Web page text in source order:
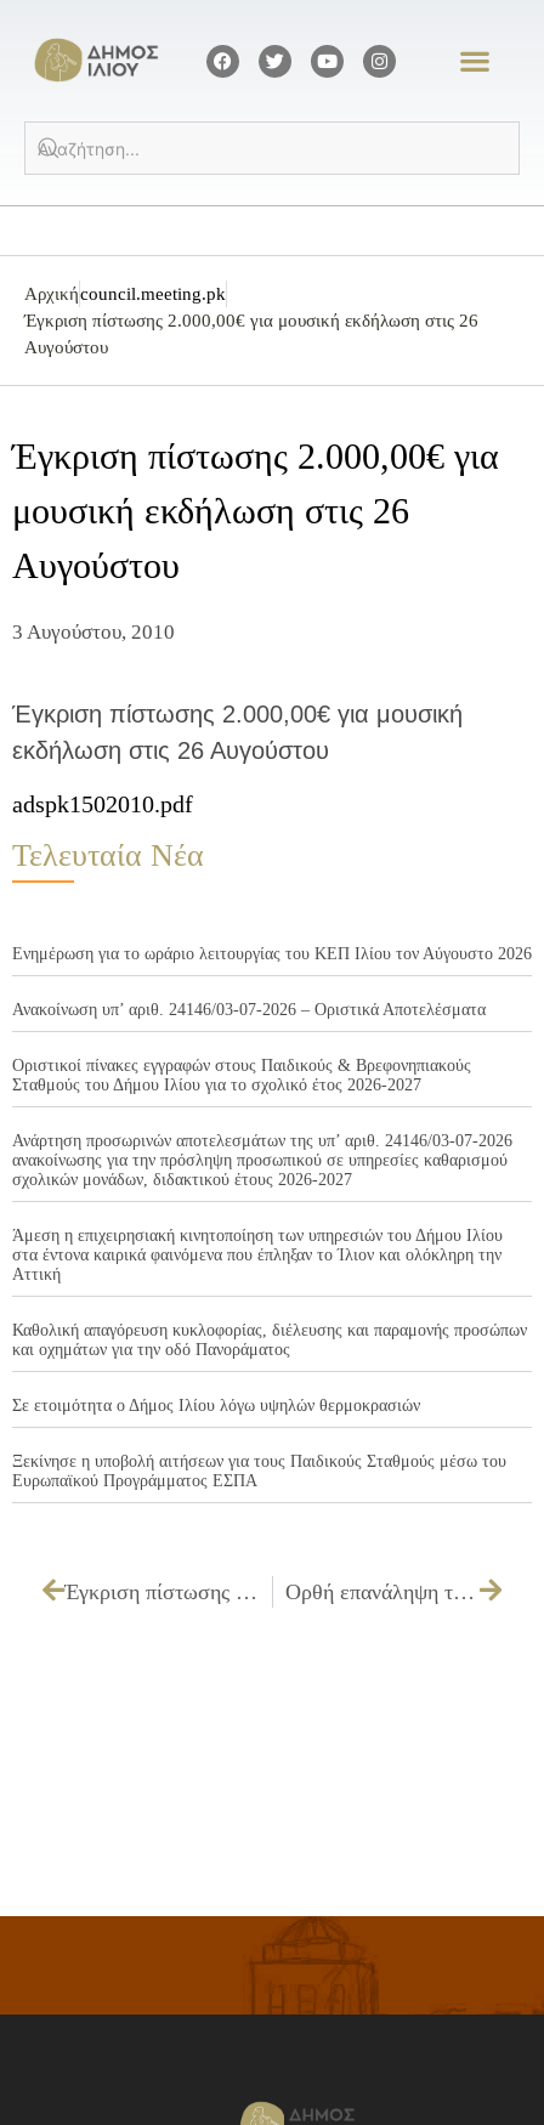
Αρχικήcouncil.meeting.pk
Έγκριση πίστωσης 2.000,00€ για μουσική εκδήλωση στις 26
Αυγούστου
Έγκριση πίστωσης 2.000,00€ για
μουσική εκδήλωση στις 26
Αυγούστου
3 Αυγούστου, 2010
Έγκριση πίστωσης 2.000,00€ για μουσική
εκδήλωση στις 26 Αυγούστου
adspk1502010.pdf
Τελευταία Νέα
Ενημέρωση για το ωράριο λειτουργίας του ΚΕΠ Ιλίου τον Αύγουστο 2026
Ανακοίνωση υπ’ αριθ. 24146/03-07-2026 – Οριστικά Αποτελέσματα
Οριστικοί πίνακες εγγραφών στους Παιδικούς & Βρεφονηπιακούς
Σταθμούς του Δήμου Ιλίου για το σχολικό έτος 2026-2027
Ανάρτηση προσωρινών αποτελεσμάτων της υπ’ αριθ. 24146/03-07-2026
ανακοίνωσης για την πρόσληψη προσωπικού σε υπηρεσίες καθαρισμού
σχολικών μονάδων, διδακτικού έτους 2026-2027
Άμεση η επιχειρησιακή κινητοποίηση των υπηρεσιών του Δήμου Ιλίου
στα έντονα καιρικά φαινόμενα που έπληξαν το Ίλιον και ολόκληρη την
Αττική
Καθολική απαγόρευση κυκλοφορίας, διέλευσης και παραμονής προσώπων
και οχημάτων για την οδό Πανοράματος
Σε ετοιμότητα ο Δήμος Ιλίου λόγω υψηλών θερμοκρασιών
Ξεκίνησε η υποβολή αιτήσεων για τους Παιδικούς Σταθμούς μέσω του
Ευρωπαϊκού Προγράμματος ΕΣΠΑ
Έγκριση πίστωσης ποσού για ενοικίαση παραδοσιακών στολών για τις εκδηλώσεις μηνών Σεπτεμβρίου-Δεκεμβρίου Ορθή επανάληψη της υπ΄αριθμ. απόφασης 16/20-1-2010 (με αρ.πρωτ. 210/26-1-2010) που αφορά την λήψη απόφασης για την έγκριση πίστωσης 4.000,00€ εις βάρος του Κ.Α.15.6471.0012 για προμήθεια εδεσμάτων για εκδηλώσεις Ιανουαρίου –Φεβρουαρίου – Μαρτίου –Απριλίου